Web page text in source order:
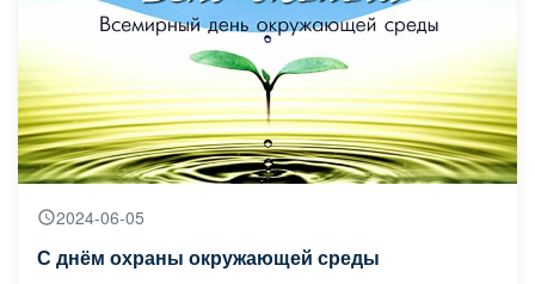
2024-06-05
С днём охраны окружающей среды